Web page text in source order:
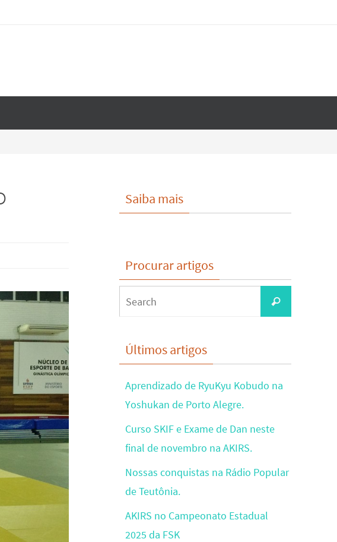
Saiba mais
Procurar artigos
for:
Search
Últimos artigos
Aprendizado de RyuKyu Kobudo na
Yoshukan de Porto Alegre.
Curso SKIF e Exame de Dan neste
final de novembro na AKIRS.
Nossas conquistas na Rádio Popular
de Teutônia.
AKIRS no Campeonato Estadual
2025 da FSK